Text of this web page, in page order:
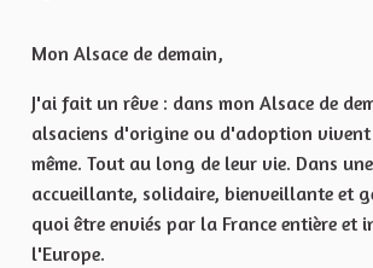
Mon Alsace de demain,
J'ai fait un rêve : dans mon Alsace de
alsaciens d'origine ou d'adoption vivent
même. Tout au long de leur vie. Dans
accueillante, solidaire, bienveillante et
quoi être enviés par la France entière et
l'Europe.